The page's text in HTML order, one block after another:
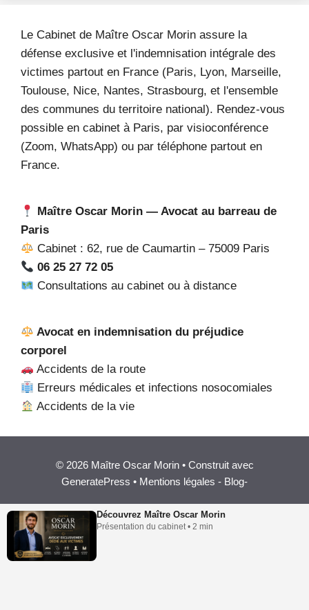
Le Cabinet de Maître Oscar Morin assure la
défense exclusive et l'indemnisation intégrale des
victimes partout en France (Paris, Lyon, Marseille,
Toulouse, Nice, Nantes, Strasbourg, et l'ensemble
des communes du territoire national). Rendez-vous
possible en cabinet à Paris, par visioconférence
(Zoom, WhatsApp) ou par téléphone partout en
France.
Maître Oscar Morin — Avocat au barreau de
Paris
Cabinet : 62, rue de Caumartin – 75009 Paris
06 25 27 72 05
Consultations au cabinet ou à distance
Avocat en indemnisation du préjudice
corporel
Accidents de la route
Erreurs médicales et infections nosocomiales
Accidents de la vie
© 2026 Maître Oscar Morin • Construit avec
GeneratePress • Mentions légales - Blog-
Découvrez Maître Oscar Morin
Présentation du cabinet • 2 min